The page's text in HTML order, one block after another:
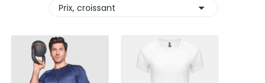
Prix, croissant 